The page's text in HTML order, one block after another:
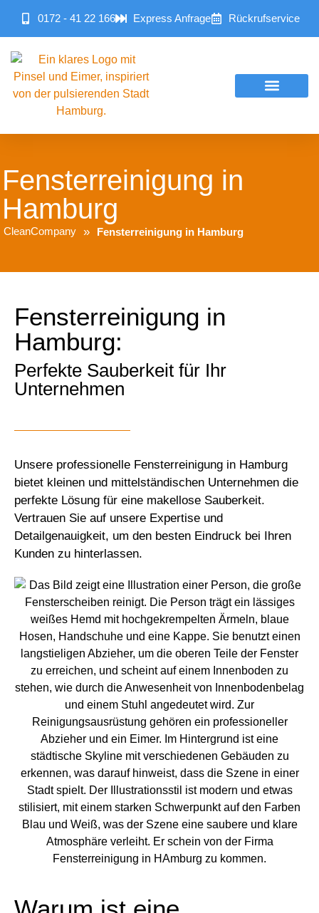
0172 - 41 22 166 Express Anfrage Rückrufservice
Fensterreinigung in
Hamburg
CleanCompany Fensterreinigung in Hamburg
Fensterreinigung in
Hamburg:
Perfekte Sauberkeit für Ihr
Unternehmen
Unsere professionelle Fensterreinigung in Hamburg
bietet kleinen und mittelständischen Unternehmen die
perfekte Lösung für eine makellose Sauberkeit.
Vertrauen Sie auf unsere Expertise und
Detailgenauigkeit, um den besten Eindruck bei Ihren
Kunden zu hinterlassen.